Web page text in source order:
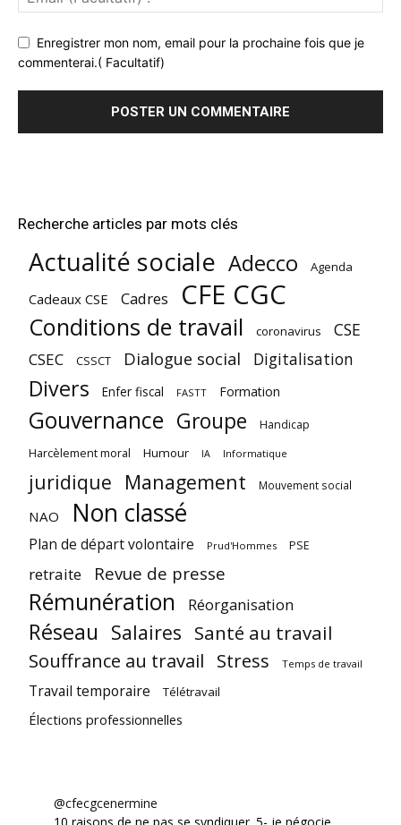
Enregistrer mon nom, email pour la prochaine fois que je
commenterai.( Facultatif)
Recherche articles par mots clés
Actualité sociale Adecco Agenda
Cadeaux CSE Cadres CFE CGC
Conditions de travail coronavirus CSE
CSEC CSSCT Dialogue social Digitalisation
Divers Enfer fiscal FASTT Formation
Gouvernance Groupe Handicap
Harcèlement moral Humour IA Informatique
juridique Management Mouvement social
NAO Non classé
Plan de départ volontaire Prud'Hommes PSE
retraite Revue de presse
Rémunération Réorganisation
Réseau Salaires Santé au travail
Souffrance au travail Stress Temps de travail
Travail temporaire Télétravail
Élections professionnelles
@cfecgcenermine